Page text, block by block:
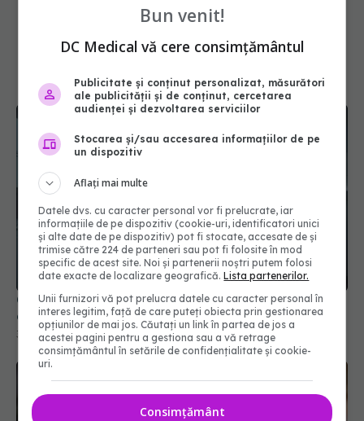
Cseke Attila, anunț de ultimă oră despre spitalele
din țară
31 iul 2026, 10:31
Bun venit!
DC Medical vă cere consimțământul
Publicitate și conținut personalizat, măsurători
ale publicității și de conținut, cercetarea
audienței și dezvoltarea serviciilor
Stocarea și/sau accesarea informațiilor de pe
un dispozitiv
Aflați mai multe
Datele dvs. cu caracter personal vor fi prelucrate, iar
informațiile de pe dispozitiv (cookie-uri, identificatori unici
și alte date de pe dispozitiv) pot fi stocate, accesate de și
trimise către 224 de parteneri sau pot fi folosite în mod
specific de acest site. Noi și partenerii noștri putem folosi
date exacte de localizare geografică.Lista partenerilor.
Unii furnizori vă pot prelucra datele cu caracter personal în
interes legitim, față de care puteți obiecta prin gestionarea
opțiunilor de mai jos. Căutați un link în partea de jos a
acestei pagini pentru a gestiona sau a vă retrage
consimțământul în setările de confidențialitate și cookie-
uri.
Consimțământ